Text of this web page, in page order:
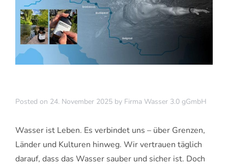
Posted on 24. November 2025 by Firma Wasser 3.0 gGmbH
Wasser ist Leben. Es verbindet uns – über Grenzen,
Länder und Kulturen hinweg. Wir vertrauen täglich
darauf, dass das Wasser sauber und sicher ist. Doch